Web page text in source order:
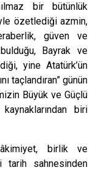
bir bütünlük
özetlediği azmin,
güven ve
Bayrak ve
yine Atatürk’ün
taçlandıran” günün
Büyük ve Güçlü
biri
birlik ve
tarih sahnesinden